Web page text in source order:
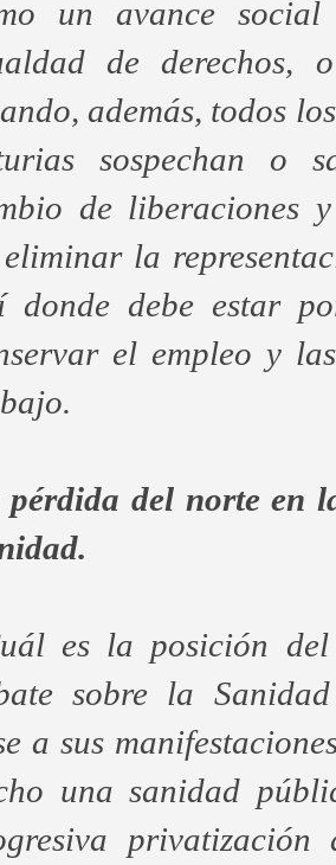
un avance
de derechos,
además, todos
sospechan o
de liberaciones
la
donde debe estar
el empleo y
del norte en
es la posición
sobre la
a sus
una sanidad
privatización